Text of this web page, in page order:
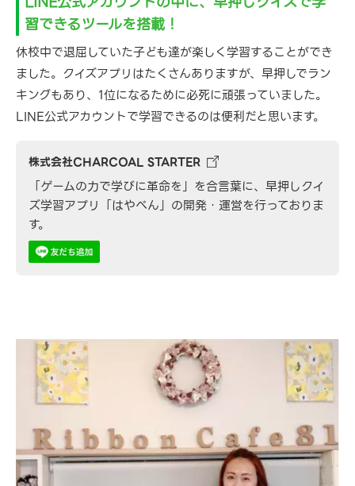
習できるツールを搭載！
休校中で退屈していた子ども達が楽しく学習することができ
ました。クイズアプリはたくさんありますが、早押しでラン
キングもあり、1位になるために必死に頑張っていました。
LINE公式アカウントで学習できるのは便利だと思います。
株式会社CHARCOAL STARTER
「ゲームの力で学びに革命を」を合言葉に、早押しクイ
ズ学習アプリ「はやべん」の開発・運営を行っておりま
す。